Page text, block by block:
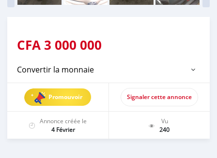
CFA 3 000 000
Convertir la monnaie
Promouvoir Signaler cette annonce
Annonce créée le
4 Février
Vu
240